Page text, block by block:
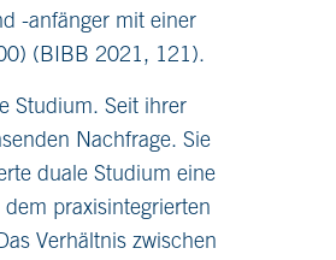
-anfänger mit einer
(BIBB 2021, 121).
Studium. Seit ihrer
Nachfrage. Sie
duale Studium eine
praxisintegrierten
Verhältnis zwischen